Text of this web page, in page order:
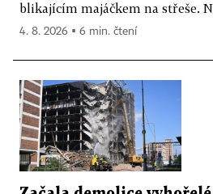
blikajícím majáčkem na střeše.
4. 8. 2026 ▪ 6 min. čtení